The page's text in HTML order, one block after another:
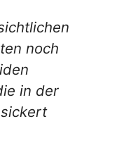
noch
in der